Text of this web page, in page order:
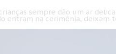
sempre dão um ar
entram na cerimônia, deixam